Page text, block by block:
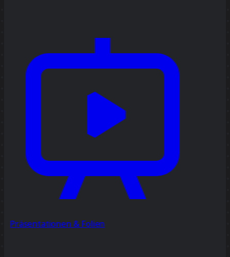
Präsentationen & Folien